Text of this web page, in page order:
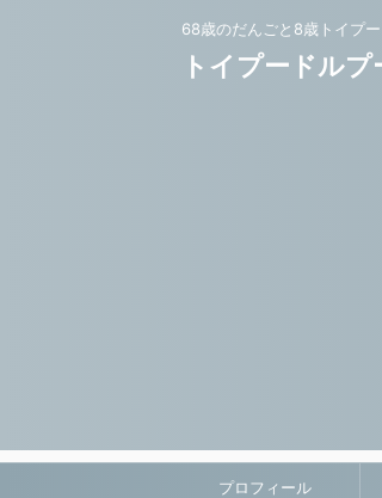
68歳のだんごと8歳トイプ
トイプードル
プロフィール